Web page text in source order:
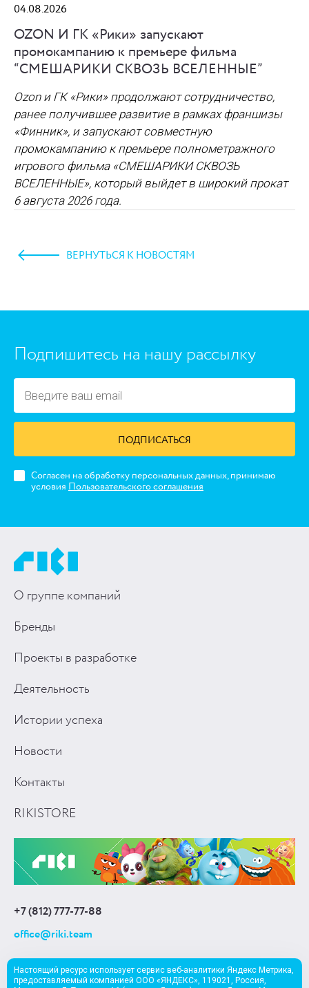
04.08.2026
OZON И ГК «Рики» запускают
промокампанию к премьере фильма
“СМЕШАРИКИ СКВОЗЬ ВСЕЛЕННЫЕ”
Ozon и ГК «Рики» продолжают сотрудничество,
ранее получившее развитие в рамках франшизы
«Финник», и запускают совместную
промокампанию к премьере полнометражного
игрового фильма «СМЕШАРИКИ СКВОЗЬ
ВСЕЛЕННЫЕ», который выйдет в широкий прокат
6 августа 2026 года.
https://www.high-endrolex.com/45
ВЕРНУТЬСЯ К НОВОСТЯМ
Подпишитесь на нашу рассылку
ПОДПИСАТЬСЯ
Согласен на обработку персональных данных, принимаю
условия Пользовательского соглашения
О группе компаний
Бренды
Проекты в разработке
Деятельность
Истории успеха
Новости
Контакты
RIKISTORE
+7 (812) 777-77-88
office@riki.team
Настоящий ресурс использует сервис веб-аналитики Яндекс Метрика,
предоставляемый компанией ООО «ЯНДЕКС», 119021, Россия,